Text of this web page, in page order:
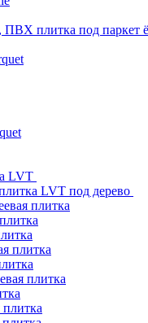
ПВХ плитка под паркет
LVT
LVT под дерево
плитка
плитка
плитка